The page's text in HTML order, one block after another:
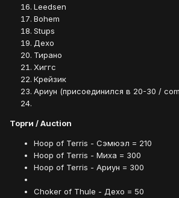
Leedsen
Bohem
Stups
Дехо
Тирано
Хиггс
Крейзик
Ариун (присоединился в 20-30 /
Торги / Аuction
Hoop of Terris - Сэмюэл = 210
Hoop of Terris - Миха = 300
Hoop of Terris - Ариун = 300
Choker of Thule - Дехо = 50